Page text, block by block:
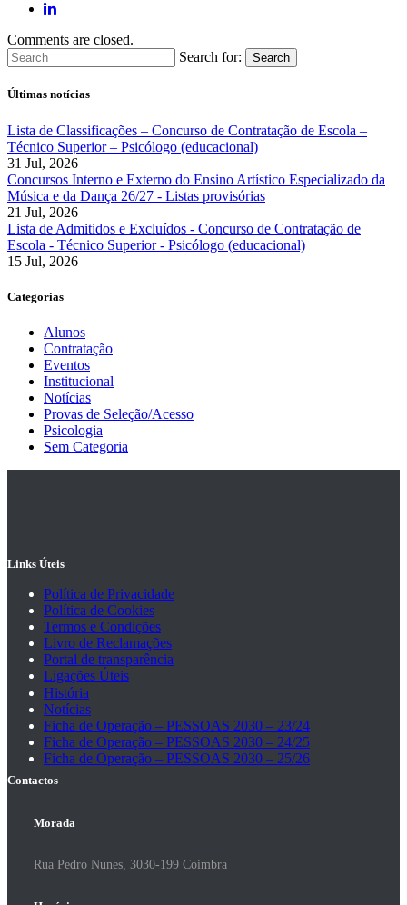
Comments are closed.
Search for:
Search
Últimas notícias
Lista de Classificações – Concurso de Contratação de Escola –
Técnico Superior – Psicólogo (educacional)
31 Jul, 2026
Concursos Interno e Externo do Ensino Artístico Especializado da
Música e da Dança 26/27 - Listas provisórias
21 Jul, 2026
Lista de Admitidos e Excluídos - Concurso de Contratação de
Escola - Técnico Superior - Psicólogo (educacional)
15 Jul, 2026
Categorias
Alunos
Contratação
Eventos
Institucional
Notícias
Provas de Seleção/Acesso
Psicologia
Sem Categoria
Links Úteis
Política de Privacidade
Política de Cookies
Termos e Condições
Livro de Reclamações
Portal de transparência
Ligações Úteis
História
Notícias
Ficha de Operação – PESSOAS 2030 – 23/24
Ficha de Operação – PESSOAS 2030 – 24/25
Ficha de Operação – PESSOAS 2030 – 25/26
Contactos
Morada
Rua Pedro Nunes, 3030-199 Coimbra